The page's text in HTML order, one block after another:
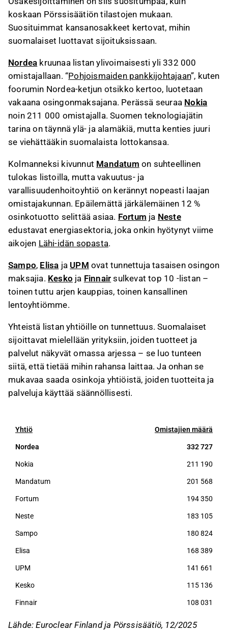
Suomalaiset suosivat tunnettuja yrityksiä,
joiden tuotteet ja palvelut ovat osa arkea, mikä
luo sijoittajille luottamusta.
Tämä sisältö on tekoälyn tuottamaa. Anna siihen
liittyvää palautetta Inderesin
foorumilla
koskaan Pörssisäätiön tilastojen mukaan.
Suosituimmat kansanosakkeet kertovat, mihin
suomalaiset luottavat sijoituksissaan.
Nordea kruunaa listan ylivoimaisesti yli 332 000
omistajallaan. “Pohjoismaiden pankkijohtajaan”, kuten
foorumin Nordea-ketjun otsikko kertoo, luotetaan
vakaana osingonmaksajana. Perässä seuraa Nokia
noin 211 000 omistajalla. Suomen teknologiajätin
tarina on täynnä ylä- ja alamäkiä, mutta kenties juuri
se viehättääkin suomalaista lottokansaa.
Kolmanneksi kivunnut Mandatum on suhteellinen
tulokas listoilla, mutta vakuutus- ja
varallisuudenhoitoyhtiö on kerännyt nopeasti laajan
omistajakunnan. Epäilemättä järkälemäinen 12 %
osinkotuotto selittää asiaa. Fortum ja Neste
edustavat energiasektoria, joka onkin hyötynyt viime
aikojen Lähi-idän sopasta.
Sampo, Elisa ja UPM ovat tunnettuja tasaisen osingon
maksajia. Kesko ja Finnair sulkevat top 10 -listan –
toinen tuttu arjen kauppias, toinen kansallinen
lentoyhtiömme.
Yhteistä listan yhtiöille on tunnettuus. Suomalaiset
sijoittavat mielellään yrityksiin, joiden tuotteet ja
palvelut näkyvät omassa arjessa – se luo tunteen
siitä, että tietää mihin rahansa laittaa. Ja onhan se
mukavaa saada osinkoja yhtiöistä, joiden tuotteita ja
palveluja käyttää säännöllisesti.
Yhtiö Omistajien määrä
Nordea 332 727
Nokia 211 190
Mandatum 201 568
Fortum 194 350
Neste 183 105
Sampo 180 824
Elisa 168 389
UPM 141 661
Kesko 115 136
Finnair 108 031
Lähde: Euroclear Finland ja Pörssisäätiö, 12/2025